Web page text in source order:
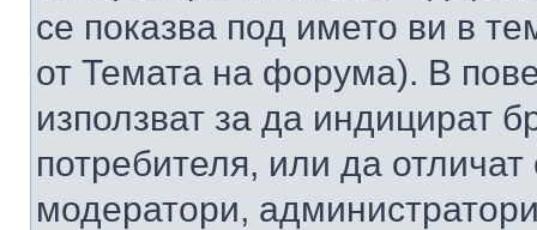
се показва под името ви в
от Темата на форума). В
използват за да индицират
потребителя, или да
модератори,